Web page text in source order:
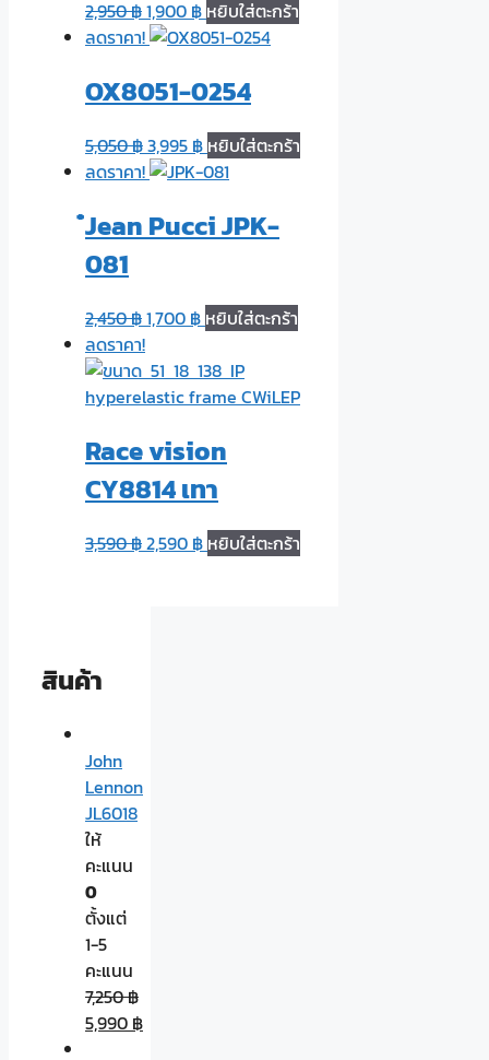
2,950฿1,900 ฿ หยิบใส่ตะกร้า
ลดราคา!
OX8051-0254
5,050฿3,995 ฿ หยิบใส่ตะกร้า
ลดราคา!
๋Jean Pucci JPK-
081
2,450฿1,700 ฿ หยิบใส่ตะกร้า
ลดราคา!
Race vision
CY8814 เทา
3,590฿2,590 ฿ หยิบใส่ตะกร้า
สินค้า
John
Lennon
JL6018
ให้
คะแนน
0
ตั้งแต่
1-5
คะแนน
7,250฿
5,990 ฿